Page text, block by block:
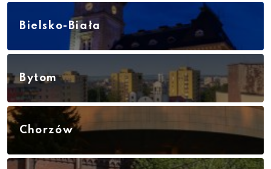
Bielsko-Biała
Bytom
Chorzów